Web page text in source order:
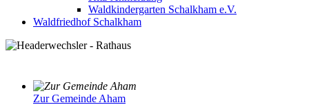
Waldkindergarten Schalkham e.V.
Waldfriedhof Schalkham
Zur Gemeinde Aham